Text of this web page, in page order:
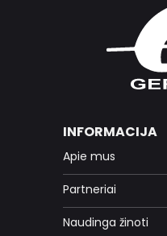
INFORMACIJA
Apie mus
Partneriai
Naudinga žinoti